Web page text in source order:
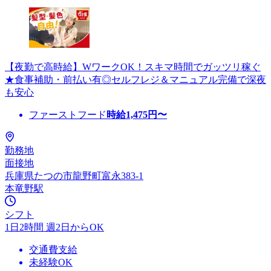
【夜勤で高時給】WワークOK！スキマ時間でガッツリ稼ぐ
★食事補助・前払い有◎セルフレジ＆マニュアル完備で深夜
も安心
ファーストフード 時給1,475円〜
勤務地
面接地
兵庫県たつの市龍野町富永383-1
本竜野駅
シフト
1日2時間 週2日からOK
交通費支給
未経験OK